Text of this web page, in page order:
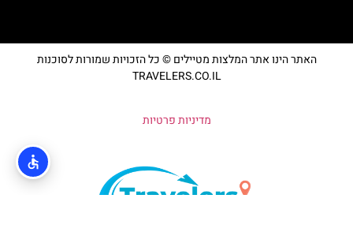
האתר הינו אתר המלצות מטיילים © כל הזכויות שמורות לסוכנות
TRAVELERS.CO.IL
מדיניות פרטיות